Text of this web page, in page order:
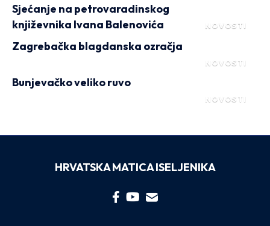
NOVOSTI
Sjećanje na petrovaradinskog
književnika Ivana Balenovića
NOVOSTI
Zagrebačka blagdanska ozračja
NOVOSTI
Bunjevačko veliko ruvo
HRVATSKA MATICA ISELJENIKA